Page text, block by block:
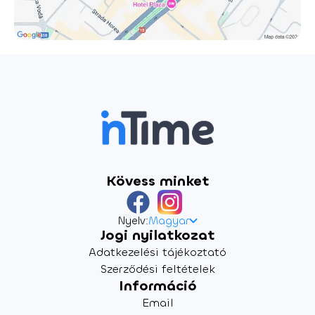
utolsó szerelmének, Kozmutza Flórának
visszaemlékezésében, s a költő életművének válogatott,
reprezentatív verseinek bemutatásával. Ez a mi munkánk,
előadást 15 éves kor felett ajánljuk.*** Rendező: Henn
János Rendezés, tér, jelmez, zene: Henn János Dramaturgiai
konzulens: André Ferenc Video design: Henn Domahidi Ábel
Kövess minket
Nyelv:Magyar
Jogi nyilatkozat
Adatkezelési tájékoztató
Szerződési feltételek
Információ
Email